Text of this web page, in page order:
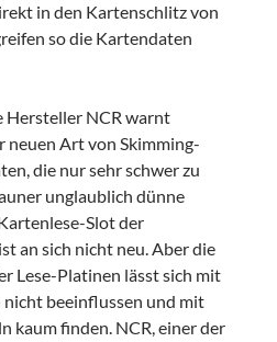
in den Kartenschlitz von
so die Kartendaten
Hersteller NCR warnt
Art von Skimming-
die nur sehr schwer zu
unglaublich dünne
Slot der
an sich nicht neu. Aber die
Lese-Platinen lässt sich mit
beeinflussen und mit
kaum finden. NCR, einer der